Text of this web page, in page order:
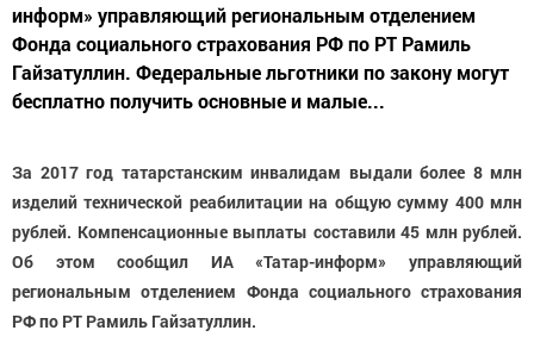
информ» управляющий региональным отделением
Фонда социального страхования РФ по РТ Рамиль
Гайзатуллин. Федеральные льготники по закону могут
бесплатно получить основные и малые...
За 2017 год татарстанским инвалидам выдали более 8 млн
изделий технической реабилитации на общую сумму 400 млн
рублей. Компенсационные выплаты составили 45 млн рублей.
Об этом сообщил ИА «Татар-информ» управляющий
региональным отделением Фонда социального страхования
РФ по РТ Рамиль Гайзатуллин.